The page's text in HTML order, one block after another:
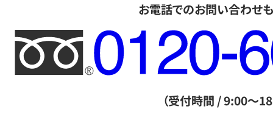
お電話でのお問い合わせ
フ
リ
ー
（受付時間 / 9:00～